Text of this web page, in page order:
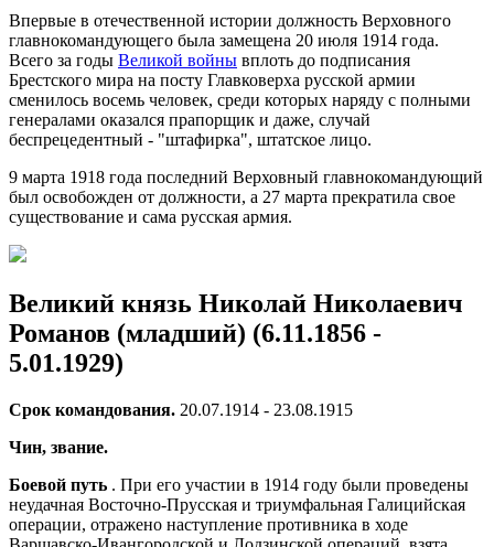
Впервые в отечественной истории должность Верховного
главнокомандующего была замещена 20 июля 1914 года.
Всего за годы Великой войны вплоть до подписания
Брестского мира на посту Главковерха русской армии
сменилось восемь человек, среди которых наряду с полными
генералами оказался прапорщик и даже, случай
беспрецедентный - "штафирка", штатское лицо.
9 марта 1918 года последний Верховный главнокомандующий
был освобожден от должности, а 27 марта прекратила свое
существование и сама русская армия.
Великий князь Николай Николаевич
Романов (младший) (6.11.1856 -
5.01.1929)
Срок командования. 20.07.1914 - 23.08.1915
Чин, звание.
Боевой путь . При его участии в 1914 году были проведены
неудачная Восточно-Прусская и триумфальная Галицийская
операции, отражено наступление противника в ходе